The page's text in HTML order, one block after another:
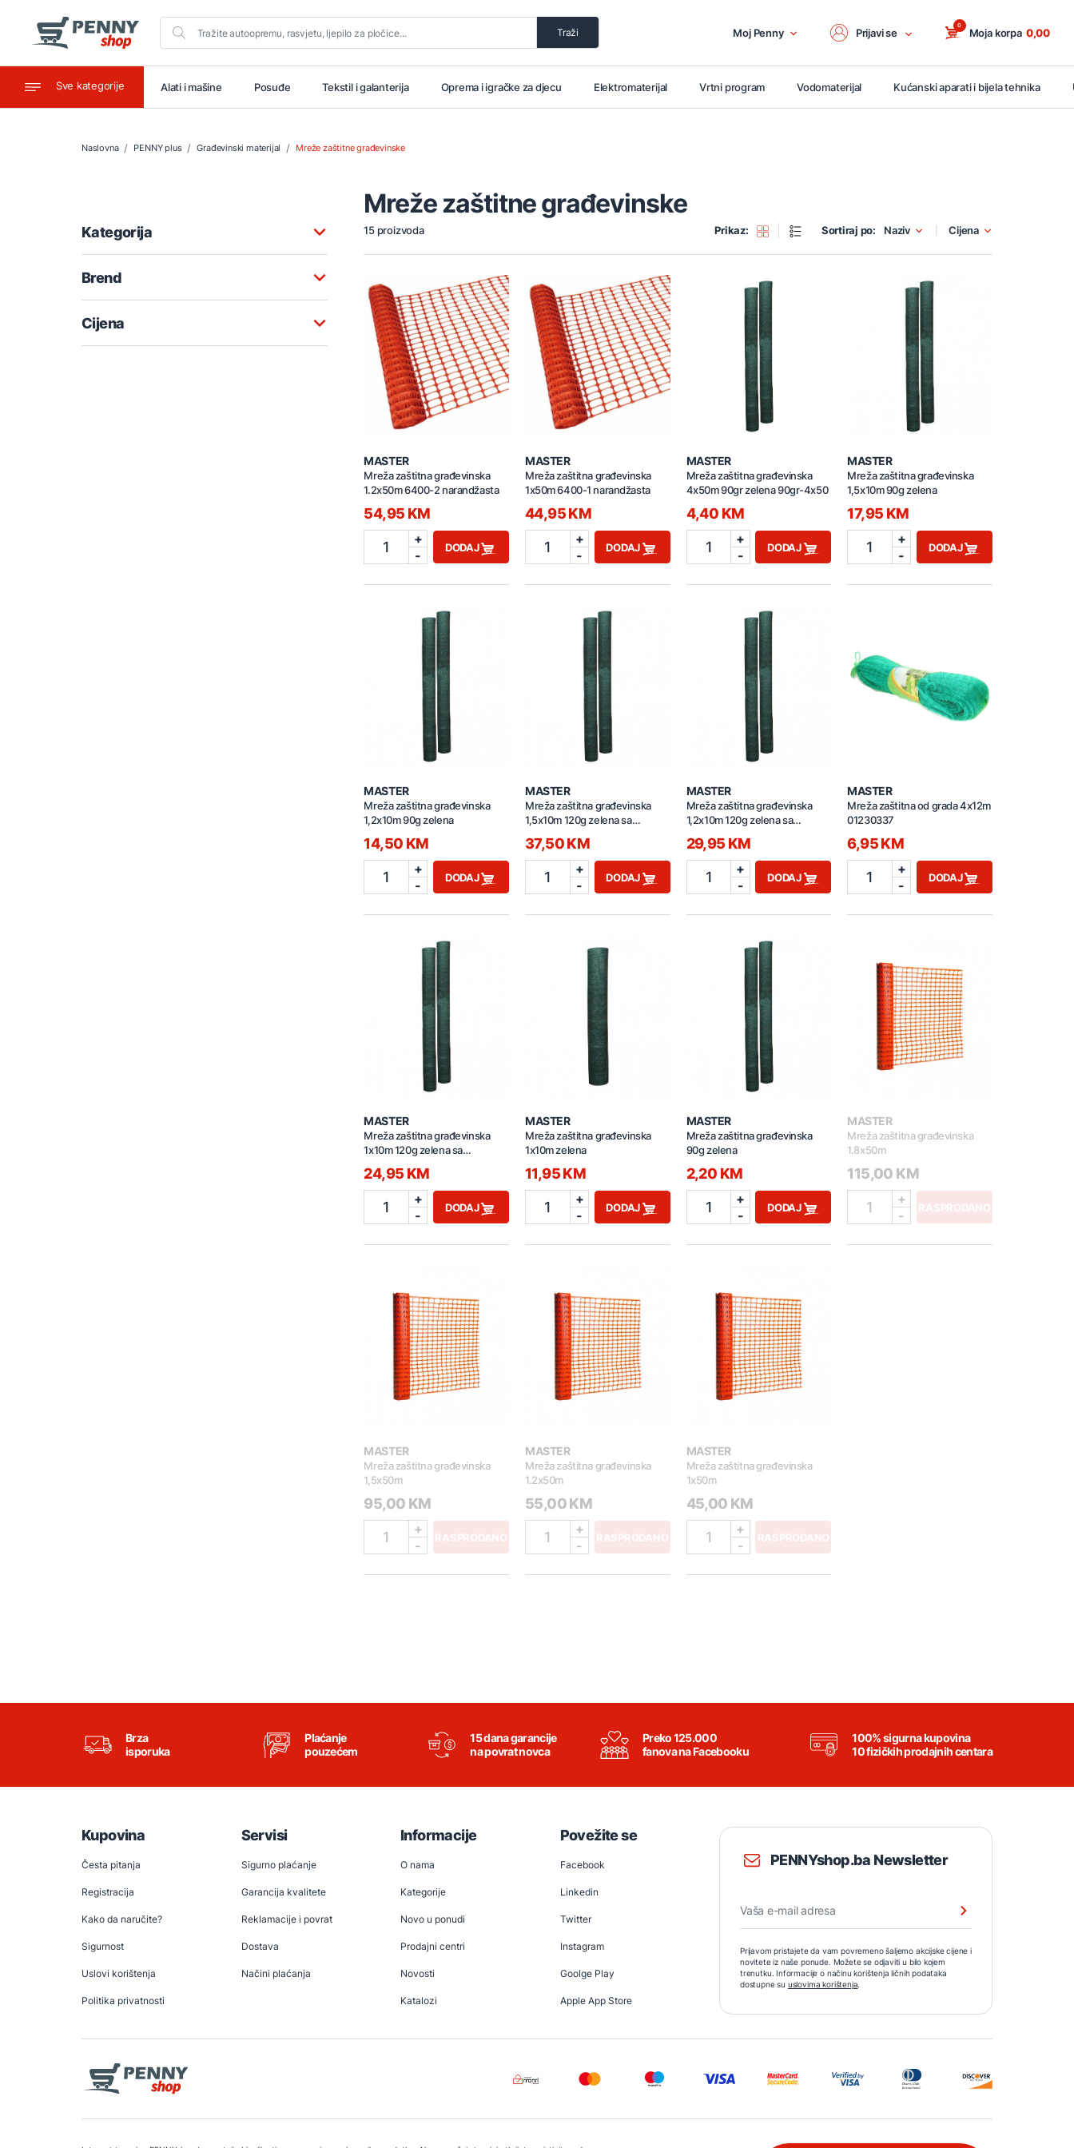
Traži Moj Penny Prijavi se Moja korpa
0
0,00
Sve kategorije
Ugostiteljstvo Alati i mašine Posuđe Tekstil i galanterija Oprema i igračke za djecu Elektromaterijal Vrtni program Vodomaterijal Kućanski aparati i bijela tehnika
Naslovna PENNY plus Građevinski materijal Mreže zaštitne građevinske
Mreže zaštitne građevinske
15 proizvoda Prikaz: Sortiraj po: Naziv Cijena
Kategorija
Brend
Cijena
MASTER
Mreža zaštitna građevinska
1.2x50m 6400-2 narandžasta
54,95 KM
1
+
-
DODAJ
MASTER
Mreža zaštitna građevinska
1x50m 6400-1 narandžasta
44,95 KM
1
+
-
DODAJ
MASTER
Mreža zaštitna građevinska
4x50m 90gr zelena 90gr-4x50
4,40 KM
1
+
-
DODAJ
MASTER
Mreža zaštitna građevinska
1,5x10m 90g zelena
17,95 KM
1
+
-
DODAJ
MASTER
Mreža zaštitna građevinska
1,2x10m 90g zelena
14,50 KM
1
+
-
DODAJ
MASTER
Mreža zaštitna građevinska
1,5x10m 120g zelena sa
37,50 KM
1
+
-
DODAJ
MASTER
Mreža zaštitna građevinska
1,2x10m 120g zelena sa
29,95 KM
1
+
-
DODAJ
MASTER
Mreža zaštitna od grada 4x12m
01230337
6,95 KM
1
+
-
DODAJ
MASTER
Mreža zaštitna građevinska
1x10m 120g zelena sa
24,95 KM
1
+
-
DODAJ
MASTER
Mreža zaštitna građevinska
1x10m zelena
11,95 KM
1
+
-
DODAJ
MASTER
Mreža zaštitna građevinska
90g zelena
2,20 KM
1
+
-
DODAJ
MASTER
Mreža zaštitna građevinska
1.8x50m
115,00 KM
1
+
-
RASPRODANO
MASTER
Mreža zaštitna građevinska
1,5x50m
95,00 KM
1
+
-
RASPRODANO
MASTER
Mreža zaštitna građevinska
1.2x50m
55,00 KM
1
+
-
RASPRODANO
MASTER
Mreža zaštitna građevinska
1x50m
45,00 KM
1
+
-
RASPRODANO
Brza
isporuka
Plaćanje
pouzećem
15 dana garancije
na povrat novca
Preko 125.000
fanova na Facebooku
100% sigurna kupovina
10 fizičkih prodajnih centara
PENNYshop.ba Newsletter
Prijavom pristajete da vam povremeno šaljemo akcijske cijene i
novitete iz naše ponude. Možete se odjaviti u bilo kojem
trenutku. Informacije o načinu korištenja ličnih podataka
dostupne su uslovima korištenja.
Kupovina
Česta pitanja
Registracija
Kako da naručite?
Sigurnost
Uslovi korištenja
Politika privatnosti
Servisi
Sigurno plaćanje
Garancija kvalitete
Reklamacije i povrat
Dostava
Načini plaćanja
Informacije
O nama
Kategorije
Novo u ponudi
Prodajni centri
Novosti
Katalozi
Povežite se
Facebook
Linkedin
Twitter
Instagram
Goolge Play
Apple App Store